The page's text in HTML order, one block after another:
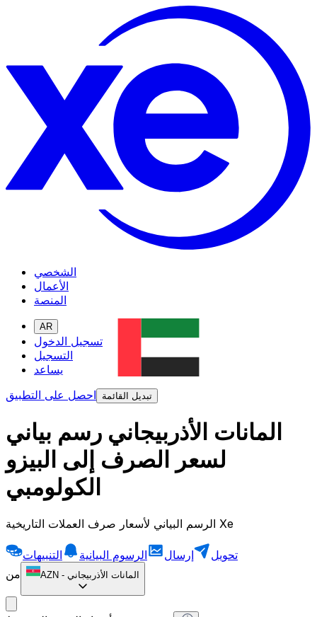
الشخصي
الأعمال
المنصة
AR
تسجيل الدخول
التسجيل
يساعد
احصل على التطبيق
تبديل القائمة
المانات الأذربيجاني رسم بياني
لسعر الصرف إلى البيزو
الكولومبي
الرسم البياني لأسعار صرف العملات التاريخية Xe
تحويل إرسال الرسوم البيانية
التنبيهات
من
AZN - المانات الأذربيجاني